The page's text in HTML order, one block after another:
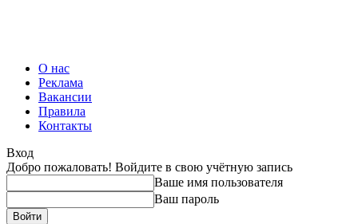
О нас
Реклама
Вакансии
Правила
Контакты
Вход
Добро пожаловать! Войдите в свою учётную запись
Ваше имя пользователя
Ваш пароль